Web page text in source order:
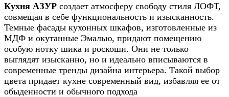
Кухня АЗУР создает атмосферу свободу стиля ЛОФТ,
совмещая в себе функциональность и изысканность.
Темные фасады кухонных шкафов, изготовленные из
МДФ и окутанные Эмалью, придают помещению
особую нотку шика и роскоши. Они не только
выглядят изысканно, но и идеально вписываются в
современные тренды дизайна интерьера. Такой выбор
цвета придает кухне современный вид, избавляя ее от
обыденности и обычного подхода